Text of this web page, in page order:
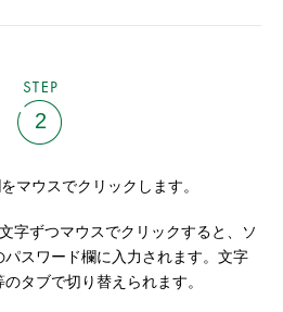
2
マウスでクリックします。
字ずつマウスでクリックすると、ソ
スワード欄に入力されます。文字
タブで切り替えられます。